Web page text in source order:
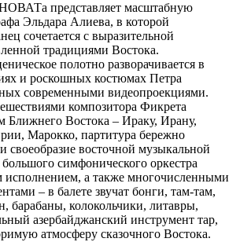
представляет масштабную
Эльдара Алиева, в которой
сочетается с выразительной
традициями Востока.
полотно разворачивается в
и роскошных костюмах Петра
современными видеопроекциями.
композитора Фикрета
Ближнего Востока – Ираку, Ирану,
Марокко, партитура бережно
своеобразие восточной музыкальной
симфонического оркестра
исполнением, а также многочисленными
– в балете звучат бонги, там-там,
барабаны, колокольчики, литавры,
азербайджанский инструмент тар,
атмосферу сказочного Востока.